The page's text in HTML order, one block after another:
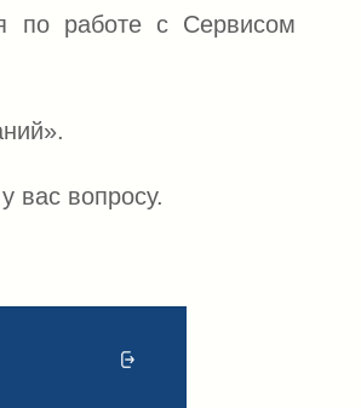
по работе с Сервисом
вас вопросу.